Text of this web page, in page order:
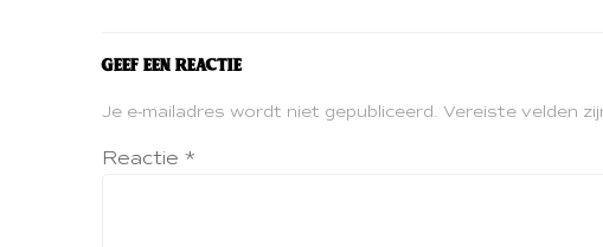
Geef een reactie
Je e-mailadres wordt niet gepubliceerd. Vereiste velden
Reactie *